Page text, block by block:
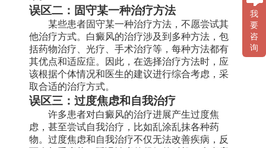
误区二：固守某一种治疗方法
某些患者固守某一种治疗方法，不愿尝试其
他治疗方式。白癜风的治疗涉及到多种方法，包
括药物治疗、光疗、手术治疗等，每种方法都有
其优点和适应症。因此，在选择治疗方法时，应
该根据个体情况和医生的建议进行综合考虑，采
取合适的治疗方式。
误区三：过度焦虑和自我治疗
许多患者对白癜风的治疗进展产生过度焦
虑，甚至尝试自我治疗，比如乱涂乱抹各种药
物。过度焦虑和自我治疗不仅无法改善疾病，反
我
要
咨
询